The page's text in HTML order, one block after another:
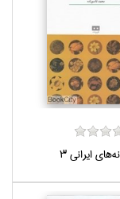
ايراني 3